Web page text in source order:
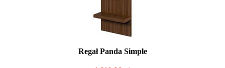
Regał Panda Simple